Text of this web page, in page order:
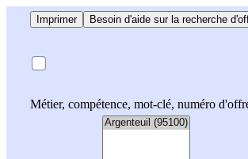
Imprimer Besoin d'aide sur la recherche
Métier, compétence, mot-clé, numéro